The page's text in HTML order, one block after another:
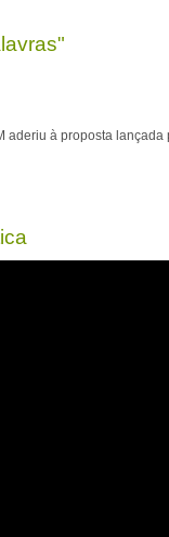
aderiu à proposta